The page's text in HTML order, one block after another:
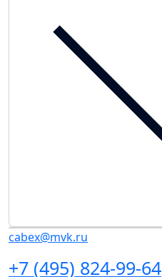
cabex@mvk.ru
+7 (495) 824-99-64